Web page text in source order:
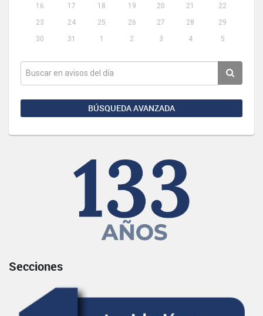
16
17 18 19 20 21
22
23
24 25 26 27 28
29
30
31 1 2 3 4 5
BÚSQUEDA AVANZADA
Secciones